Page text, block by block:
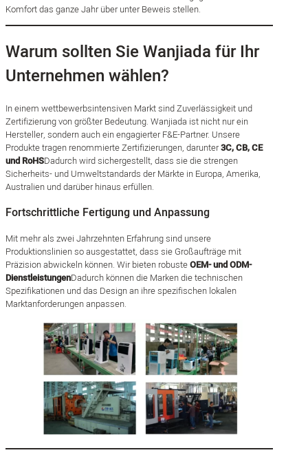
Komfort das ganze Jahr über unter Beweis stellen.
Warum sollten Sie Wanjiada für Ihr
Unternehmen wählen?
In einem wettbewerbsintensiven Markt sind Zuverlässigkeit und
Zertifizierung von größter Bedeutung. Wanjiada ist nicht nur ein
Hersteller, sondern auch ein engagierter F&E-Partner. Unsere
Produkte tragen renommierte Zertifizierungen, darunter3C, CB, CE
und RoHSDadurch wird sichergestellt, dass sie die strengen
Sicherheits- und Umweltstandards der Märkte in Europa, Amerika,
Australien und darüber hinaus erfüllen.
Fortschrittliche Fertigung und Anpassung
Mit mehr als zwei Jahrzehnten Erfahrung sind unsere
Produktionslinien so ausgestattet, dass sie Großaufträge mit
Präzision abwickeln können. Wir bieten robusteOEM- und ODM-
DienstleistungenDadurch können die Marken die technischen
Spezifikationen und das Design an ihre spezifischen lokalen
Marktanforderungen anpassen.